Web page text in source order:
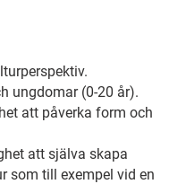
ungdomar (0-20 år).
att påverka form och
att själva skapa
som till exempel vid en